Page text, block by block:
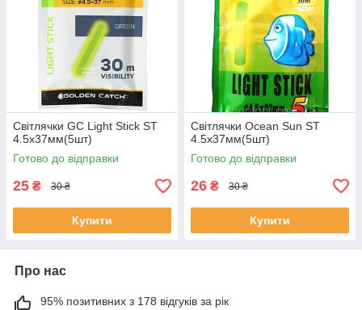
Світлячки GC Light Stick ST
4.5x37мм(5шт)
Готово до відправки
25 ₴ 30 ₴
Купити
Світлячки Ocean Sun ST
4.5x37мм(5шт)
Готово до відправки
26 ₴ 30 ₴
Купити
Про нас
95% позитивних з 178 відгуків за рік